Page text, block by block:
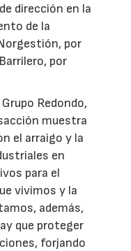
dirección en la
de la
por
por
Redondo,
muestra
el arraigo y la
en
para el
vivimos y la
además,
que proteger
forjando